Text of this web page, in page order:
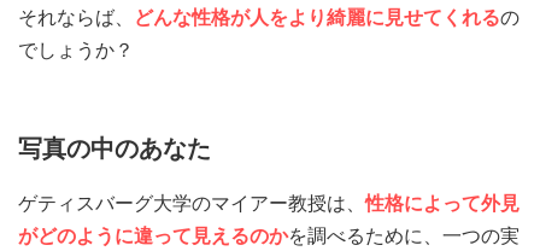
それならば、 どんな性格が人をより綺麗に見せてくれるの
でしょうか？
写真の中のあなた
ゲティスバーグ大学のマイアー教授は、性格によって外見
がどのように違って見えるのかを調べるために、一つの実